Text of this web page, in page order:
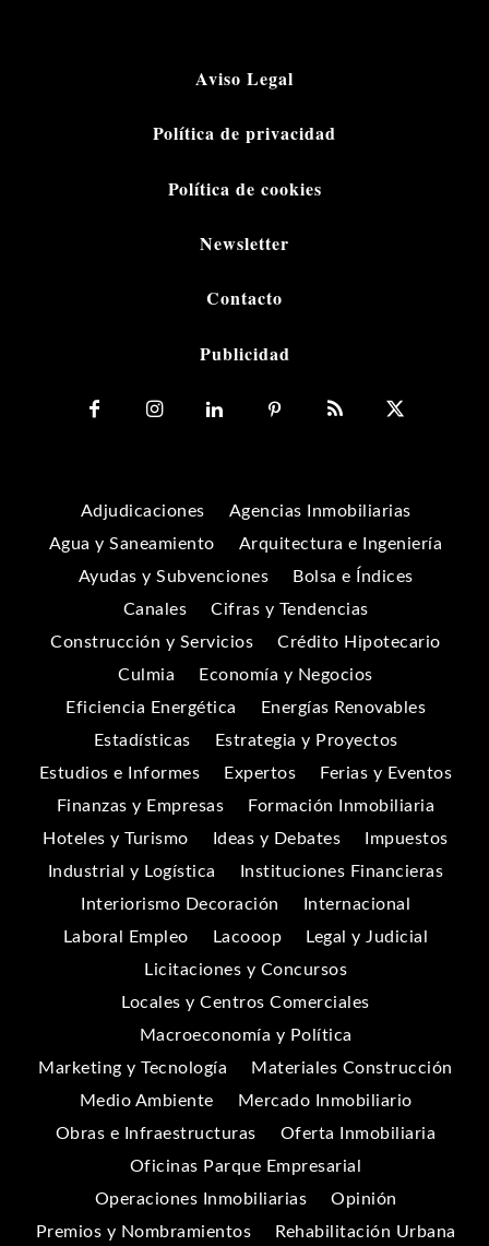
Aviso Legal
Política de privacidad
Política de cookies
Newsletter
Contacto
Publicidad
Adjudicaciones
Agencias Inmobiliarias
Agua y Saneamiento
Arquitectura e Ingeniería
Ayudas y Subvenciones
Bolsa e Índices
Canales
Cifras y Tendencias
Construcción y Servicios
Crédito Hipotecario
Culmia
Economía y Negocios
Eficiencia Energética
Energías Renovables
Estadísticas
Estrategia y Proyectos
Estudios e Informes
Expertos
Ferias y Eventos
Finanzas y Empresas
Formación Inmobiliaria
Hoteles y Turismo
Ideas y Debates
Impuestos
Industrial y Logística
Instituciones Financieras
Interiorismo Decoración
Internacional
Laboral Empleo
Lacooop
Legal y Judicial
Licitaciones y Concursos
Locales y Centros Comerciales
Macroeconomía y Política
Marketing y Tecnología
Materiales Construcción
Medio Ambiente
Mercado Inmobiliario
Obras e Infraestructuras
Oferta Inmobiliaria
Oficinas Parque Empresarial
Operaciones Inmobiliarias
Opinión
Premios y Nombramientos
Rehabilitación Urbana